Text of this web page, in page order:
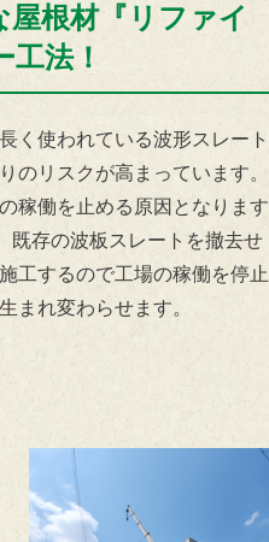
根材『リファイ
法！
く使われている波形スレート
のリスクが高まっています。
稼働を止める原因となります
既存の波板スレートを撤去せ
工するので工場の稼働を停止
まれ変わらせます。